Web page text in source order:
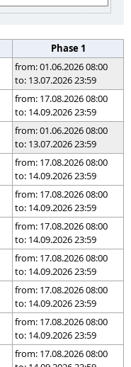
Phase 1
from: 01.06.2026 08:00
to: 13.07.2026 23:59
from: 17.08.2026 08:00
to: 14.09.2026 23:59
from: 01.06.2026 08:00
to: 13.07.2026 23:59
from: 17.08.2026 08:00
to: 14.09.2026 23:59
from: 17.08.2026 08:00
to: 14.09.2026 23:59
from: 17.08.2026 08:00
to: 14.09.2026 23:59
from: 17.08.2026 08:00
to: 14.09.2026 23:59
from: 17.08.2026 08:00
to: 14.09.2026 23:59
from: 17.08.2026 08:00
to: 14.09.2026 23:59
from: 17.08.2026 08:00